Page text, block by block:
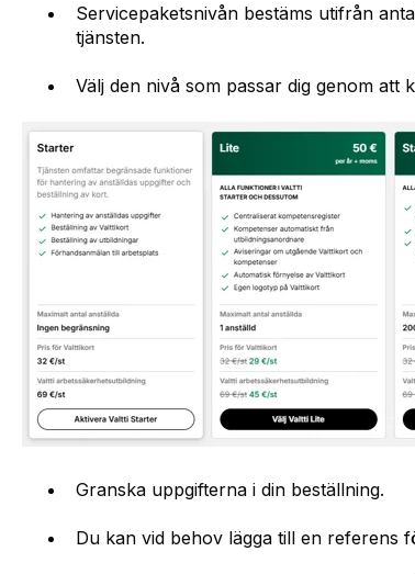
Servicepaketsnivån bestäms utifrån
tjänsten.
Välj den nivå som passar dig genom att
Granska uppgifterna i din beställning.
Du kan vid behov lägga till en referens